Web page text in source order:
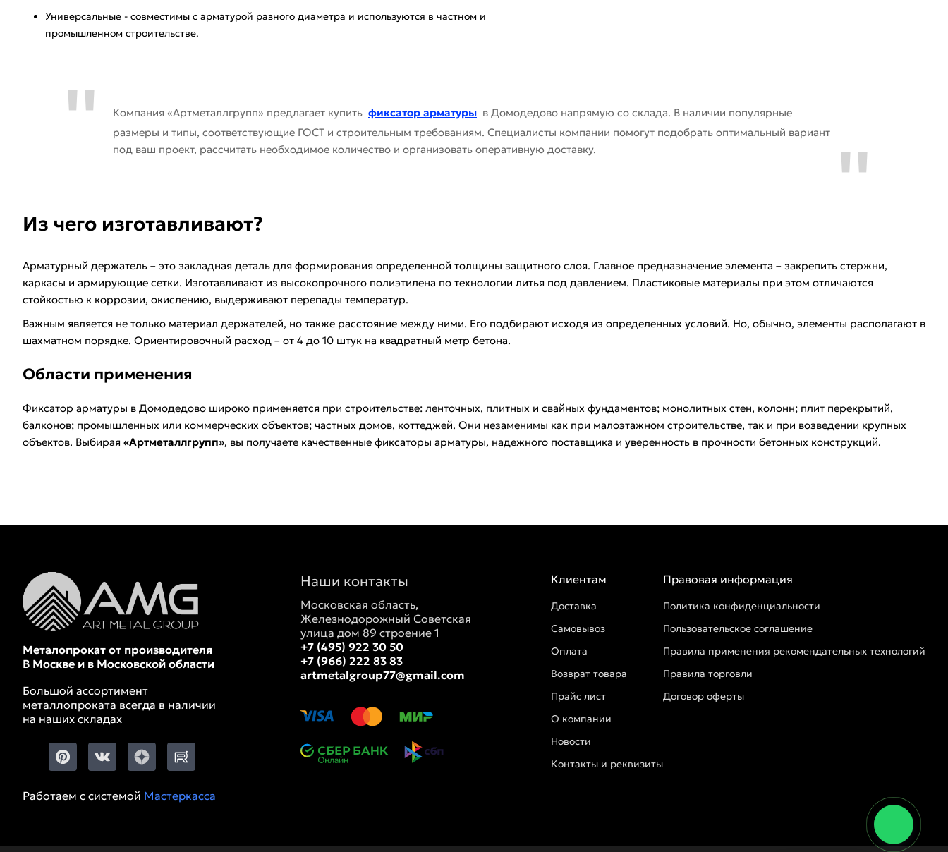
Универсальные - совместимы с арматурой разного диаметра и используются в частном и
промышленном строительстве.
Компания «Артметаллгрупп» предлагает купить фиксатор арматуры в Домодедово напрямую со склада. В наличии популярные
размеры и типы, соответствующие ГОСТ и строительным требованиям. Специалисты компании помогут подобрать оптимальный вариант
под ваш проект, рассчитать необходимое количество и организовать оперативную доставку.
Из чего изготавливают?
Арматурный держатель – это закладная деталь для формирования определенной толщины защитного слоя. Главное предназначение элемента – закрепить стержни,
каркасы и армирующие сетки. Изготавливают из высокопрочного полиэтилена по технологии литья под давлением. Пластиковые материалы при этом отличаются
стойкостью к коррозии, окислению, выдерживают перепады температур.
Важным является не только материал держателей, но также расстояние между ними. Его подбирают исходя из определенных условий. Но, обычно, элементы располагают в
шахматном порядке. Ориентировочный расход – от 4 до 10 штук на квадратный метр бетона.
Области применения
Фиксатор арматуры в Домодедово широко применяется при строительстве: ленточных, плитных и свайных фундаментов; монолитных стен, колонн; плит перекрытий,
балконов; промышленных или коммерческих объектов; частных домов, коттеджей. Они незаменимы как при малоэтажном строительстве, так и при возведении крупных
объектов. Выбирая «Артметаллгрупп», вы получаете качественные фиксаторы арматуры, надежного поставщика и уверенность в прочности бетонных конструкций.
Металопрокат от производителя
В Москве и в Московской области
Большой ассортимент
металлопроката всегда в наличии
на наших складах
Работаем с системой Мастеркасса
Наши контакты
Московская область,
Железнодорожный Советская
улица дом 89 строение 1
+7 (495) 922 30 50
+7 (966) 222 83 83
artmetalgroup77@gmail.com
Клиентам
Доставка
Самовывоз
Оплата
Возврат товара
Прайс лист
О компании
Новости
Контакты и реквизиты
Правовая информация
Политика конфиденциальности
Пользовательское соглашение
Правила применения рекомендательных технологий
Правила торговли
Договор оферты